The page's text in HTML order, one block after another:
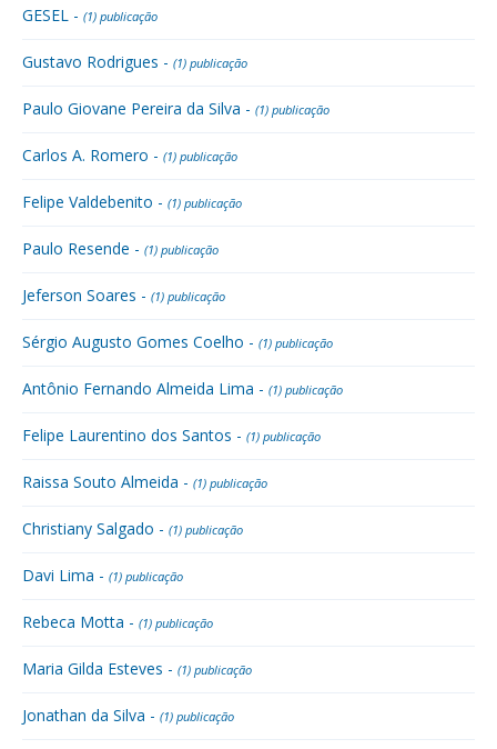
GESEL - (1) publicação
Gustavo Rodrigues - (1) publicação
Paulo Giovane Pereira da Silva - (1) publicação
Carlos A. Romero - (1) publicação
Felipe Valdebenito - (1) publicação
Paulo Resende - (1) publicação
Jeferson Soares - (1) publicação
Sérgio Augusto Gomes Coelho - (1) publicação
Antônio Fernando Almeida Lima - (1) publicação
Felipe Laurentino dos Santos - (1) publicação
Raissa Souto Almeida - (1) publicação
Christiany Salgado - (1) publicação
Davi Lima - (1) publicação
Rebeca Motta - (1) publicação
Maria Gilda Esteves - (1) publicação
Jonathan da Silva - (1) publicação